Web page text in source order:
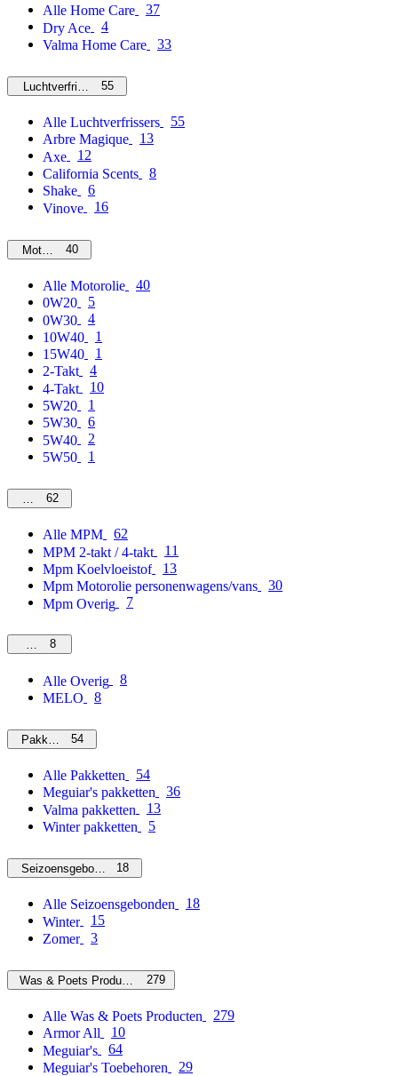
Alle Home Care
37
Dry Ace
4
Valma Home Care
33
Luchtverfrissers55
Alle Luchtverfrissers
55
Arbre Magique
13
Axe
12
California Scents
8
Shake
6
Vinove
16
Motorolie40
Alle Motorolie
40
0W20
5
0W30
4
10W40
1
15W40
1
2-Takt
4
4-Takt
10
5W20
1
5W30
6
5W40
2
5W50
1
MPM62
Alle MPM
62
MPM 2-takt / 4-takt
11
Mpm Koelvloeistof
13
Mpm Motorolie personenwagens/vans
30
Mpm Overig
7
Overig
8
Alle Overig
8
MELO
8
Pakketten54
Alle Pakketten
54
Meguiar's pakketten
36
Valma pakketten
13
Winter pakketten
5
Seizoensgebonden18
Alle Seizoensgebonden
18
Winter
15
Zomer
3
Was & Poets Producten 279
Alle Was & Poets Producten
279
Armor All
10
Meguiar's
64
Meguiar's Toebehoren
29